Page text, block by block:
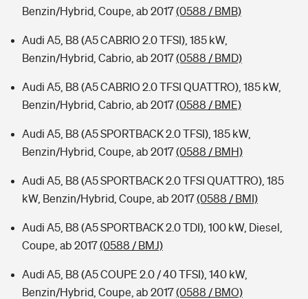
Benzin/Hybrid, Coupe, ab 2017(0588 / BMB)
Audi A5, B8 (A5 CABRIO 2.0 TFSI), 185 kW,
Benzin/Hybrid, Cabrio, ab 2017(0588 / BMD)
Audi A5, B8 (A5 CABRIO 2.0 TFSI QUATTRO), 185 kW,
Benzin/Hybrid, Cabrio, ab 2017(0588 / BME)
Audi A5, B8 (A5 SPORTBACK 2.0 TFSI), 185 kW,
Benzin/Hybrid, Coupe, ab 2017(0588 / BMH)
Audi A5, B8 (A5 SPORTBACK 2.0 TFSI QUATTRO), 185
kW, Benzin/Hybrid, Coupe, ab 2017(0588 / BMI)
Audi A5, B8 (A5 SPORTBACK 2.0 TDI), 100 kW, Diesel,
Coupe, ab 2017(0588 / BMJ)
Audi A5, B8 (A5 COUPE 2.0 / 40 TFSI), 140 kW,
Benzin/Hybrid, Coupe, ab 2017(0588 / BMO)